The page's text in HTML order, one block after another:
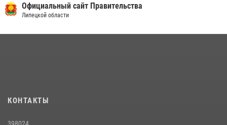
28 июля 2026, 14:38 4
20 июля 2026, 12:22
Официальный сайт Правительства
Липецкой области
КОНТАКТЫ
398024